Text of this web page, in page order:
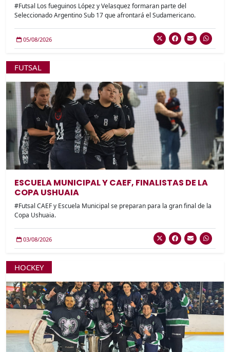
#Futsal Los fueguinos López y Velasquez formaran parte del
Seleccionado Argentino Sub 17 que afrontará el Sudamericano.
05/08/2026
FUTSAL
ESCUELA MUNICIPAL Y CAEF, FINALISTAS DE LA
COPA USHUAIA
#Futsal CAEF y Escuela Municipal se preparan para la gran final de la
Copa Ushuaia.
03/08/2026
HOCKEY